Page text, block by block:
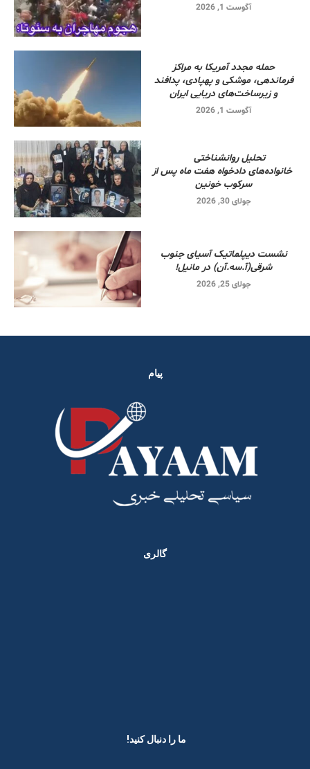
آگوست 1, 2026
حمله مجدد آمریکا به مراکز
فرماندهی، موشکی و پهپادی، پدافند
و زیرساخت‌های دریایی ایران
آگوست 1, 2026
تحلیل روانشناختی
خانواده‌های دادخواه هفت ماه پس از
سرکوب خونین
جولای 30, 2026
نشست دیپلماتیک آسیای جنوب
شرقی‌(آ.سه.آن) در مانیل!
جولای 25, 2026
پیام
گالری
ما را دنبال کنید! ​